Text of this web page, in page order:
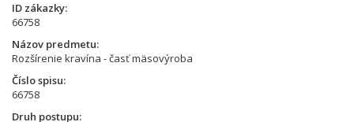
ID zákazky
66758
Názov predmetu
Rozšírenie kravína - časť mäsovýroba
Číslo spisu
66758
Druh postupu